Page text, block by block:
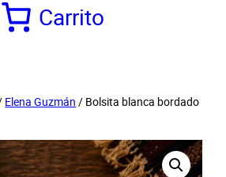
Carrito
Elena Guzmán / Bolsita blanca bordado